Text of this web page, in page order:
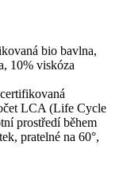
bio bavlna,
10% viskóza
LCA (Life Cycle
prostředí během
pratelné na 60°,